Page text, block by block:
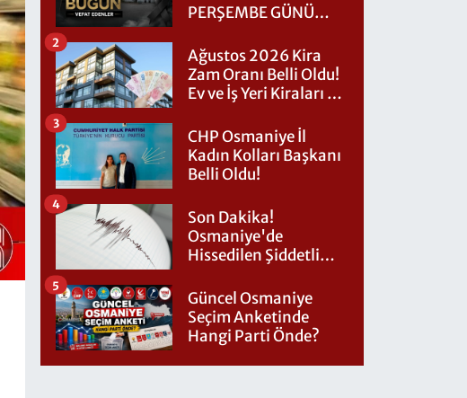
PERŞEMBE GÜNÜ
Ağustos 2026 Kira
Zam Oranı Belli Oldu!
Ev ve İş Yeri Kiraları Ne
2
CHP Osmaniye İl
Kadın Kolları Başkanı
Belli Oldu!
3
Son Dakika!
Osmaniye'de
Hissedilen Şiddetli
Geldi!
4
Güncel Osmaniye
Seçim Anketinde
Hangi Parti Önde?
5